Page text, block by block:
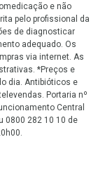
e não
pelo profissional da
de diagnosticar
adequado. Os
via internet. As
*Preços e
dia. Antibióticos e
Portaria nº
Central
0800 282 10 10 de